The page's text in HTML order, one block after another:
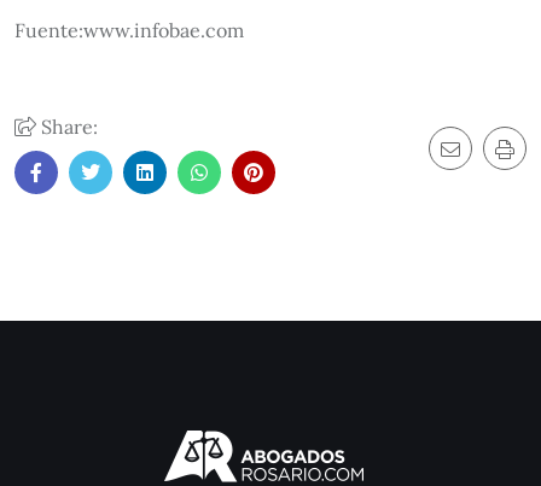
Fuente:www.infobae.com
Share: